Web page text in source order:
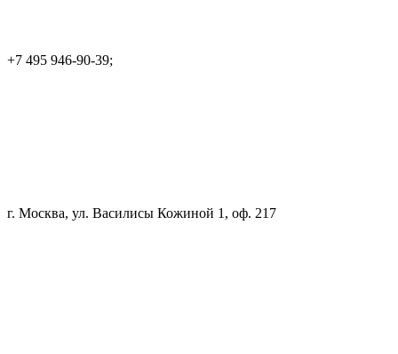
+7 495 946-90-39;
г. Москва, ул. Василисы Кожиной 1, оф. 217